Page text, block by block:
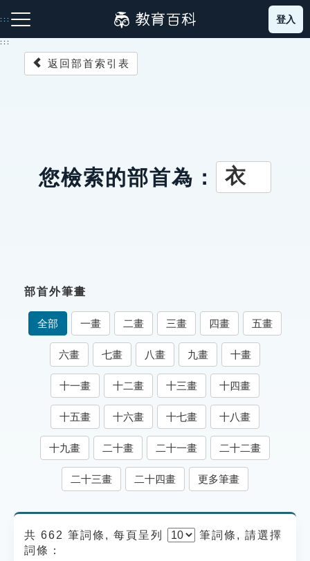
到
主
:::
成語故事
索引選單
知識索引
單字索引
生命大百科索引
遊戲專區
貓頭鷹博士
登入
:::
返回部首索引表
您檢索的部首為： 衣
部首外筆畫
全部 一畫 二畫 三畫 四畫 五畫
六畫 七畫 八畫 九畫 十畫
十一畫 十二畫 十三畫 十四畫
十五畫 十六畫 十七畫 十八畫
十九畫 二十畫 二十一畫 二十二畫
二十三畫 二十四畫 更多筆畫
共 662 筆詞條, 每頁呈列 筆詞條, 請選擇
詞條：